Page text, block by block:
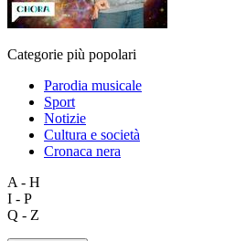
Categorie più popolari
Parodia musicale
Sport
Notizie
Cultura e società
Cronaca nera
A - H
I - P
Q - Z